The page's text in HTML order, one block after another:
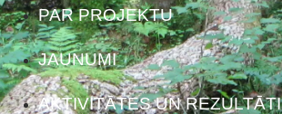
PAR PROJEKTU
JAUNUMI
AKTIVITĀTES UN REZULTĀTI